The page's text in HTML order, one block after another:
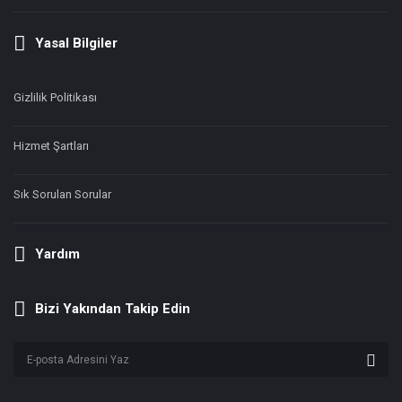
Yasal Bilgiler
Gizlilik Politikası
Hizmet Şartları
Sık Sorulan Sorular
Yardım
Bizi Yakından Takip Edin